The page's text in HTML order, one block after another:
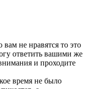
не нравятся то это
ответить вашими же
и проходите
время не было